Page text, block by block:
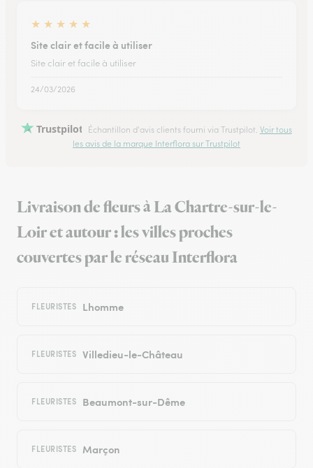
★ ★ ★ ★ ★
Site clair et facile à utiliser
Site clair et facile à utiliser
24/03/2026
Trustpilot Échantillon d'avis clients fourni via Trustpilot. Voir tous
les avis de la marque Interflora sur Trustpilot
Livraison de fleurs à La Chartre-sur-le-
Loir et autour : les villes proches
couvertes par le réseau Interflora
FLEURISTES Lhomme
FLEURISTES Villedieu-le-Château
FLEURISTES Beaumont-sur-Dême
FLEURISTES Marçon